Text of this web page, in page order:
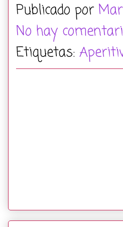
Publicado por
No hay
Etiquetas: